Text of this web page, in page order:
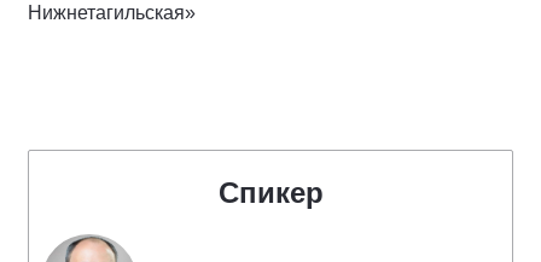
Нижнетагильская»
Спикер